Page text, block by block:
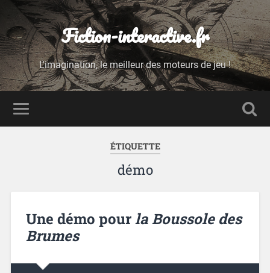
Fiction-interactive.fr
L'imagination, le meilleur des moteurs de jeu !
ÉTIQUETTE
démo
Une démo pourla Boussole des
Brumes